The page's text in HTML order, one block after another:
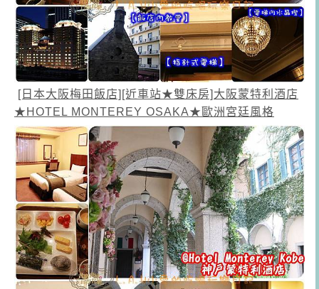
[日本大阪梅田飯店][近車站★雙床房]大阪蒙特利酒店
★HOTEL MONTEREY OSAKA★歐洲宮廷風格